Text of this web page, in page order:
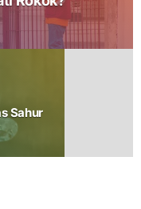
Sahur